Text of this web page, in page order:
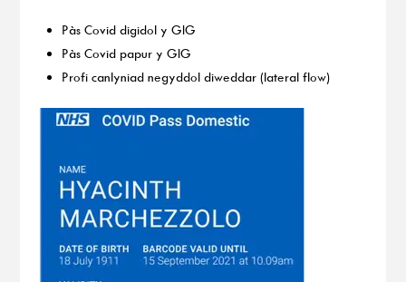
Pàs Covid digidol y GIG
Pàs Covid papur y GIG
Profi canlyniad negyddol diweddar (lateral flow)